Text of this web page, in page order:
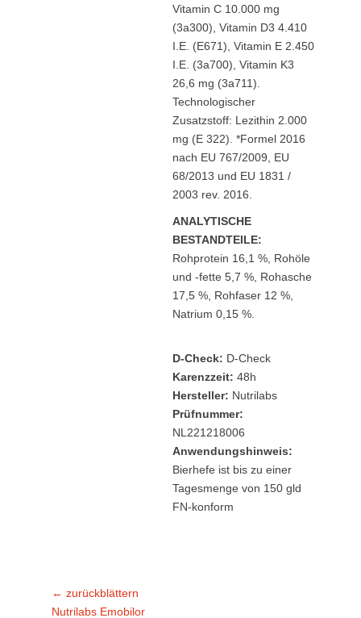
Vitamin C 10.000 mg
(3a300), Vitamin D3 4.410
I.E. (E671), Vitamin E 2.450
I.E. (3a700), Vitamin K3
26,6 mg (3a711).
Technologischer
Zusatzstoff: Lezithin 2.000
mg (E 322). *Formel 2016
nach EU 767/2009, EU
68/2013 und EU 1831 /
2003 rev. 2016.
ANALYTISCHE
BESTANDTEILE:
Rohprotein 16,1 %, Rohöle
und -fette 5,7 %, Rohasche
17,5 %, Rohfaser 12 %,
Natrium 0,15 %.
D-Check: D-Check
Karenzzeit: 48h
Hersteller: Nutrilabs
Prüfnummer:
NL221218006
Anwendungshinweis:
Bierhefe ist bis zu einer
Tagesmenge von 150 gld
FN-konform
Beitragsnavigation
← zurückblättern
Vorheriger
Nutrilabs Emobilor